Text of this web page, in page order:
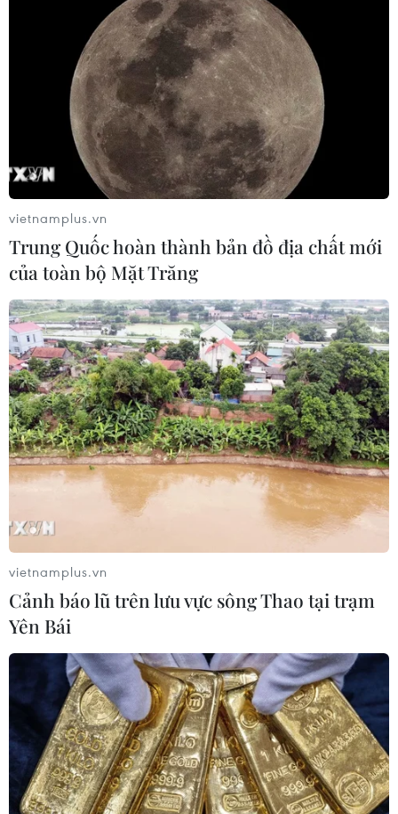
vietnamplus.vn
Trung Quốc hoàn thành bản đồ địa chất mới
của toàn bộ Mặt Trăng
vietnamplus.vn
Cảnh báo lũ trên lưu vực sông Thao tại trạm
Yên Bái